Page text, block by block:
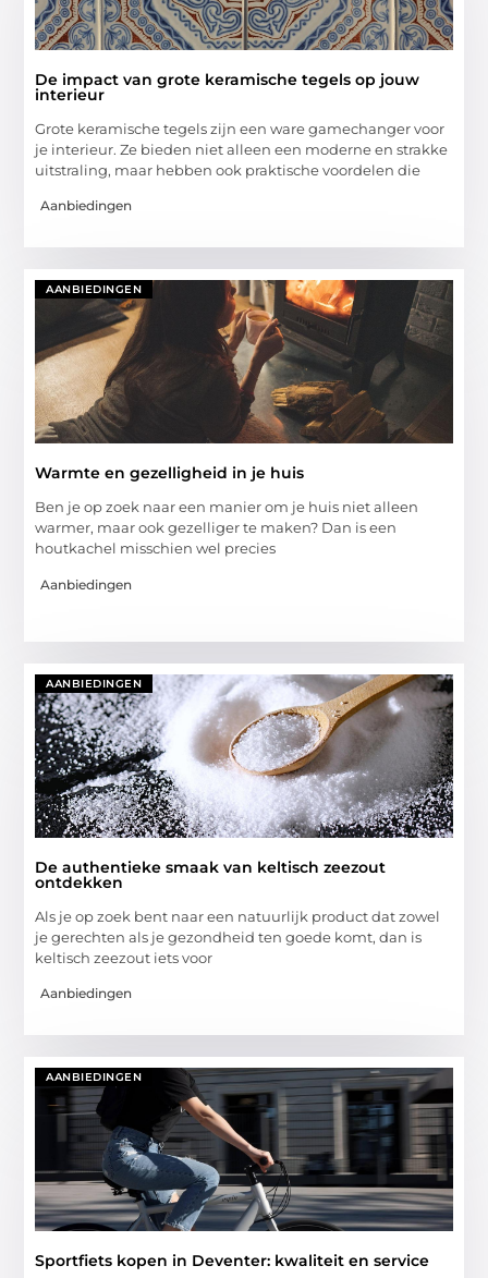
De impact van grote keramische tegels op jouw
interieur
Grote keramische tegels zijn een ware gamechanger voor
je interieur. Ze bieden niet alleen een moderne en strakke
uitstraling, maar hebben ook praktische voordelen die
Aanbiedingen
AANBIEDINGEN
Warmte en gezelligheid in je huis
Ben je op zoek naar een manier om je huis niet alleen
warmer, maar ook gezelliger te maken? Dan is een
houtkachel misschien wel precies
Aanbiedingen
AANBIEDINGEN
De authentieke smaak van keltisch zeezout
ontdekken
Als je op zoek bent naar een natuurlijk product dat zowel
je gerechten als je gezondheid ten goede komt, dan is
keltisch zeezout iets voor
Aanbiedingen
AANBIEDINGEN
Sportfiets kopen in Deventer: kwaliteit en service